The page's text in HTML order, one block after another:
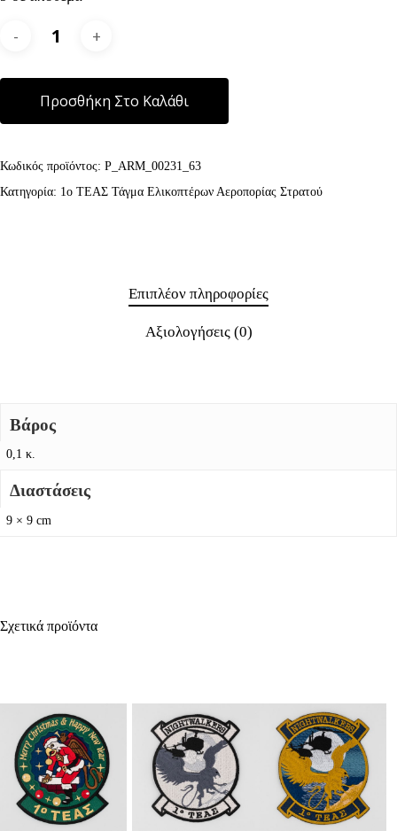
Προσθήκη Στο Καλάθι
Κωδικός προϊόντος: P_ARM_00231_63
Κατηγορία: 1ο ΤΕΑΣ Τάγμα Ελικοπτέρων Αεροπορίας Στρατού
Επιπλέον πληροφορίες
Αξιολογήσεις (0)
Βάρος
0,1 κ.
Διαστάσεις
9 × 9 cm
Σχετικά προϊόντα